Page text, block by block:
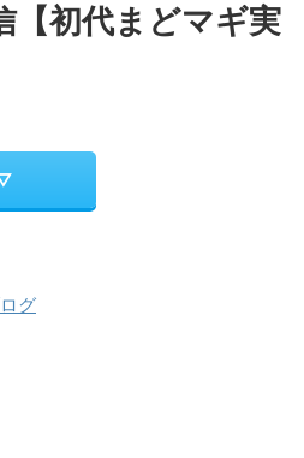
【初代まどマギ実